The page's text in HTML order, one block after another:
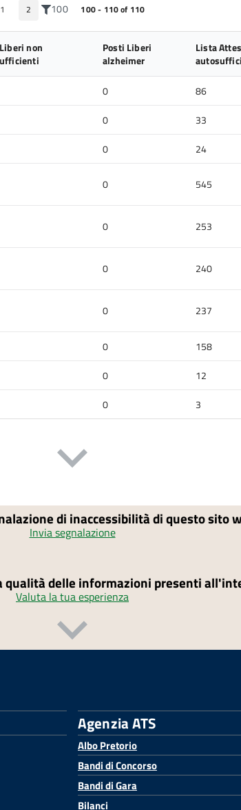
1 2 100 100 - 110 of 110
non
Posti Liberi
alzheimer
Lista
0 86
0 33
0 24
0 545
0 253
0 240
0 237
0 158
0 12
0 3
di inaccessibilità di questo sito
Invia segnalazione
delle informazioni presenti
Valuta la tua esperienza
Agenzia ATS
Albo Pretorio
Bandi di Concorso
Bandi di Gara
Bilanci